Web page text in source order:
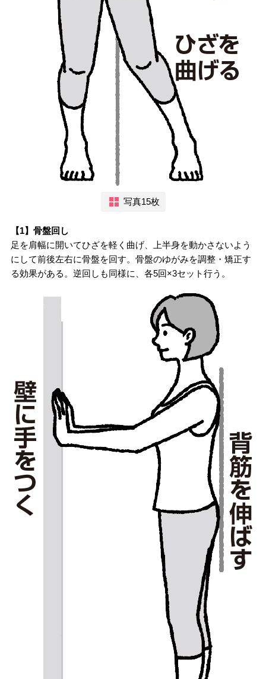
写真15枚
【1】骨盤回し
足を肩幅に開いてひざを軽く曲げ、上半身を動かさないよう
にして前後左右に骨盤を回す。骨盤のゆがみを調整・矯正す
る効果がある。逆回しも同様に、各5回×3セット行う。